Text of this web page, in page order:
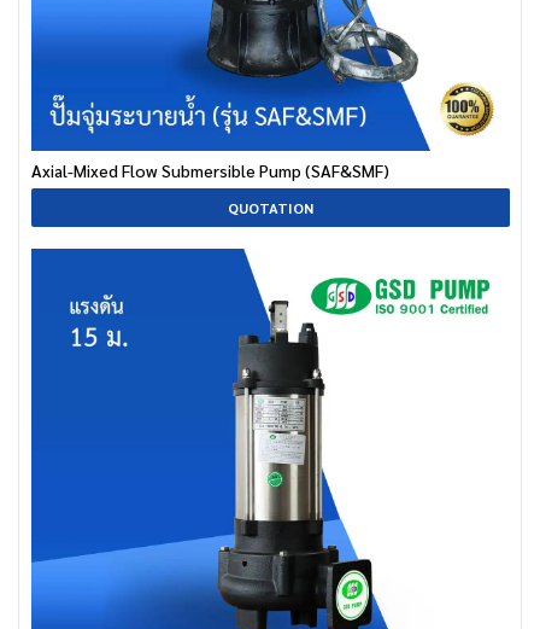
Axial-Mixed Flow Submersible Pump (SAF&SMF)
QUOTATION